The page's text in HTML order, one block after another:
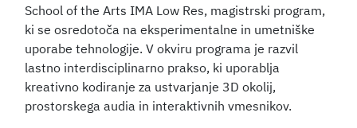
School of the Arts IMA Low Res, magistrski program,
ki se osredotoča na eksperimentalne in umetniške
uporabe tehnologije. V okviru programa je razvil
lastno interdisciplinarno prakso, ki uporablja
kreativno kodiranje za ustvarjanje 3D okolij,
prostorskega audia in interaktivnih vmesnikov.